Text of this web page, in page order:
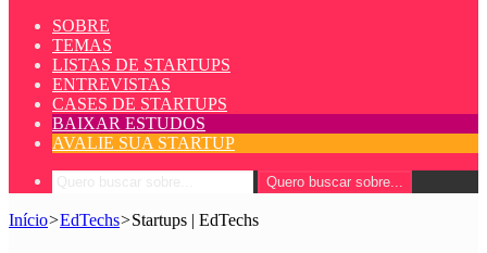
SOBRE
TEMAS
LISTAS DE STARTUPS
ENTREVISTAS
CASES DE STARTUPS
BAIXAR ESTUDOS
AVALIE SUA STARTUP
Quero buscar sobre...
Início>EdTechs>Startups | EdTechs